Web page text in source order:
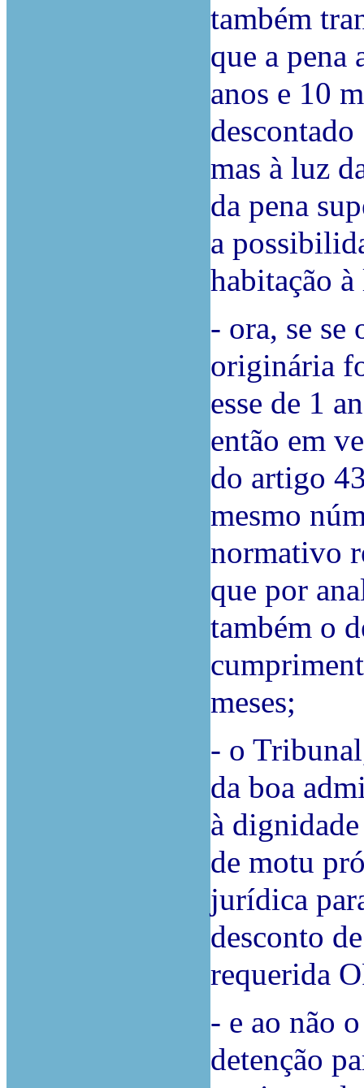
também
que a pena
anos e 10
mas à luz
da pena
a
habitação
- ora, se se
originária
esse de 1
então em
do artigo
mesmo
normativo
que por
também o
meses;
- o
da boa
à
de motu
jurídica
desconto
requerida
- e ao não
detenção